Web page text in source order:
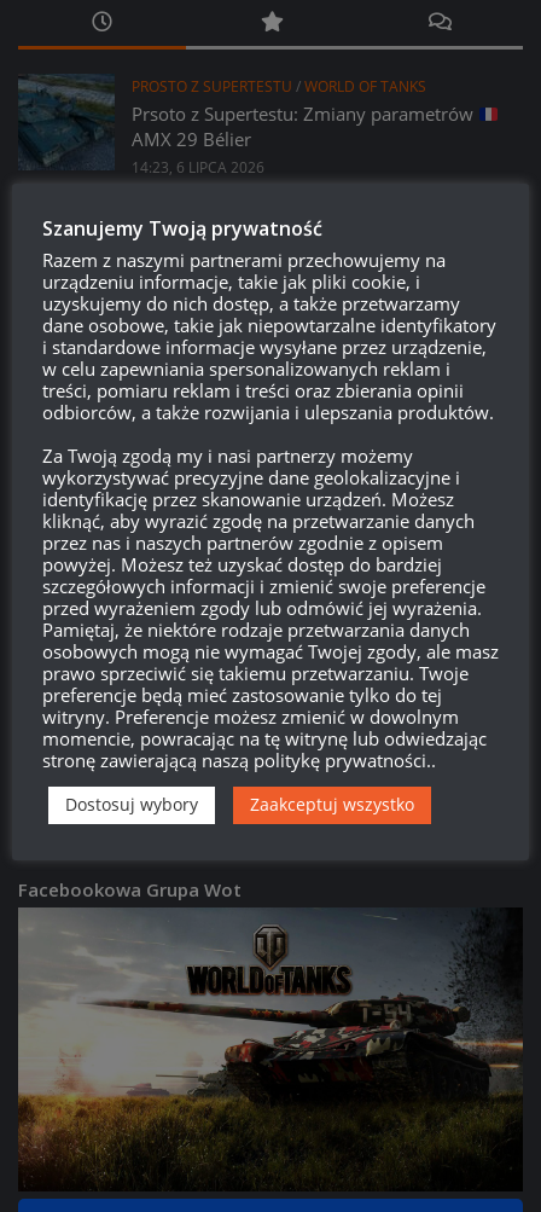
PROSTO Z SUPERTESTU /WORLD OF TANKS
Prsoto z Supertestu: Zmiany parametrów
AMX 29 Bélier
14:23, 6 LIPCA 2026
PROSTO Z SUPERTESTU WORLD OF TANKS
VK 45.01 (P) – kolejny pojazd z współpracy
z Girls und Panzer?
14:15, 6 LIPCA 2026
LEAK /PATCHE/WORLD OF TANKS
Miesiąc w WoT: Lipiec, czyli co nasz czeka w
najbliższym miesiącu w grze?
21:09, 2 LIPCA 2026
PATCHE/WORLD OF TANKS
Patch 2.3.1: Kolczatka – opis i screeny
16:15, 29 CZERWCA 2026
PATCHE/ WORLD OF TANKS
Patch 2.3.1: 63TP Rycerski – opis i screeny
16:08, 29 CZERWCA 2026
PATCHE/WORLD OF TANKS
Patch 2.3.1: Donnola – opis i screeny
Facebookowa Grupa Wot
Szanujemy Twoją prywatność
Razem z naszymi partnerami przechowujemy na
urządzeniu informacje, takie jak pliki cookie, i
uzyskujemy do nich dostęp, a także przetwarzamy
dane osobowe, takie jak niepowtarzalne identyfikatory
i standardowe informacje wysyłane przez urządzenie,
w celu zapewniania spersonalizowanych reklam i
treści, pomiaru reklam i treści oraz zbierania opinii
odbiorców, a także rozwijania i ulepszania produktów.
Za Twoją zgodą my i nasi partnerzy możemy
wykorzystywać precyzyjne dane geolokalizacyjne i
identyfikację przez skanowanie urządzeń. Możesz
kliknąć, aby wyrazić zgodę na przetwarzanie danych
przez nas i naszych partnerów zgodnie z opisem
powyżej. Możesz też uzyskać dostęp do bardziej
szczegółowych informacji i zmienić swoje preferencje
przed wyrażeniem zgody lub odmówić jej wyrażenia.
Pamiętaj, że niektóre rodzaje przetwarzania danych
osobowych mogą nie wymagać Twojej zgody, ale masz
prawo sprzeciwić się takiemu przetwarzaniu. Twoje
preferencje będą mieć zastosowanie tylko do tej
witryny. Preferencje możesz zmienić w dowolnym
momencie, powracając na tę witrynę lub odwiedzając
stronę zawierającą naszą politykę prywatności..
Dostosuj wybory Zaakceptuj wszystko